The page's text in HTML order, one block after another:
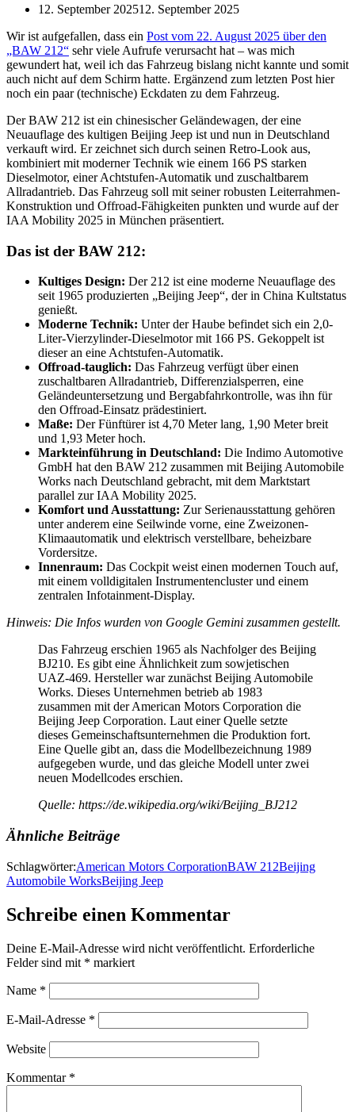
12. September 202512. September 2025
Wir ist aufgefallen, dass ein Post vom 22. August 2025 über den
„BAW 212“ sehr viele Aufrufe verursacht hat – was mich
gewundert hat, weil ich das Fahrzeug bislang nicht kannte und somit
auch nicht auf dem Schirm hatte. Ergänzend zum letzten Post hier
noch ein paar (technische) Eckdaten zu dem Fahrzeug.
Der BAW 212 ist ein chinesischer Geländewagen, der eine
Neuauflage des kultigen Beijing Jeep ist und nun in Deutschland
verkauft wird. Er zeichnet sich durch seinen Retro-Look aus,
kombiniert mit moderner Technik wie einem 166 PS starken
Dieselmotor, einer Achtstufen-Automatik und zuschaltbarem
Allradantrieb. Das Fahrzeug soll mit seiner robusten Leiterrahmen-
Konstruktion und Offroad-Fähigkeiten punkten und wurde auf der
IAA Mobility 2025 in München präsentiert.
Das ist der BAW 212:
Kultiges Design: Der 212 ist eine moderne Neuauflage des
seit 1965 produzierten „Beijing Jeep“, der in China Kultstatus
genießt.
Moderne Technik: Unter der Haube befindet sich ein 2,0-
Liter-Vierzylinder-Dieselmotor mit 166 PS. Gekoppelt ist
dieser an eine Achtstufen-Automatik.
Offroad-tauglich: Das Fahrzeug verfügt über einen
zuschaltbaren Allradantrieb, Differenzialsperren, eine
Geländeuntersetzung und Bergabfahrkontrolle, was ihn für
den Offroad-Einsatz prädestiniert.
Maße: Der Fünftürer ist 4,70 Meter lang, 1,90 Meter breit
und 1,93 Meter hoch.
Markteinführung in Deutschland: Die Indimo Automotive
GmbH hat den BAW 212 zusammen mit Beijing Automobile
Works nach Deutschland gebracht, mit dem Marktstart
parallel zur IAA Mobility 2025.
Komfort und Ausstattung: Zur Serienausstattung gehören
unter anderem eine Seilwinde vorne, eine Zweizonen-
Klimaautomatik und elektrisch verstellbare, beheizbare
Vordersitze.
Innenraum: Das Cockpit weist einen modernen Touch auf,
mit einem volldigitalen Instrumentencluster und einem
zentralen Infotainment-Display.
Hinweis: Die Infos wurden von Google Gemini zusammen gestellt.
Das Fahrzeug erschien 1965 als Nachfolger des Beijing
BJ210. Es gibt eine Ähnlichkeit zum sowjetischen
UAZ-469. Hersteller war zunächst Beijing Automobile
Works. Dieses Unternehmen betrieb ab 1983
zusammen mit der American Motors Corporation die
Beijing Jeep Corporation. Laut einer Quelle setzte
dieses Gemeinschaftsunternehmen die Produktion fort.
Eine Quelle gibt an, dass die Modellbezeichnung 1989
aufgegeben wurde, und das gleiche Modell unter zwei
neuen Modellcodes erschien.
Quelle: https://de.wikipedia.org/wiki/Beijing_BJ212
Ähnliche Beiträge
Schlagwörter:American Motors CorporationBAW 212Beijing
Automobile WorksBeijing Jeep
Schreibe einen Kommentar
Deine E-Mail-Adresse wird nicht veröffentlicht. Erforderliche
Felder sind mit * markiert
Name *
E-Mail-Adresse *
Website
Kommentar *